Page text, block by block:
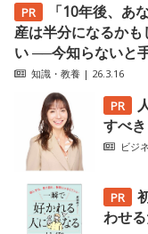
「10年後、あ
産は半分になるかも
い ──今知らないと
知識・教養 | 26.3.16
すべ
ビジ
わせ